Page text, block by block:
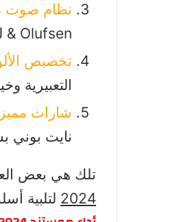
نظام صوت
& Olufsen لتجربة صوتية غامرة.
تخصيص
التعبيرية
شارات
نايت بوني
تلك هي بعض
2024 لتلبية